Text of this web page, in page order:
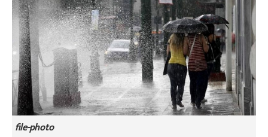
file-photo